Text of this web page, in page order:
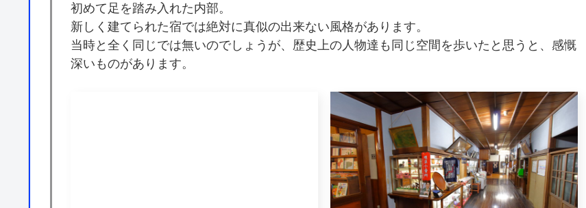
初めて足を踏み入れた内部。
新しく建てられた宿では絶対に真似の出来ない風格があります。
当時と全く同じでは無いのでしょうが、歴史上の人物達も同じ空間を歩いたと思うと、感慨
深いものがあります。